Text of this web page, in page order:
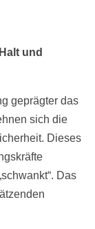
und
geprägter das
sich die
Dieses
Das